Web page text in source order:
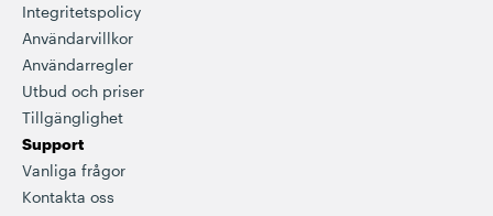
Integritetspolicy
Användarvillkor
Användarregler
Utbud och priser
Tillgänglighet
Support
Vanliga frågor
Kontakta oss